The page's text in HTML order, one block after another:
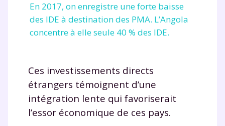
En 2017, on enregistre une forte baisse
des IDE à destination des PMA. L’Angola
concentre à elle seule 40 % des IDE.
Ces investissements directs
étrangers témoignent d’une
intégration lente qui favoriserait
l’essor économique de ces pays.